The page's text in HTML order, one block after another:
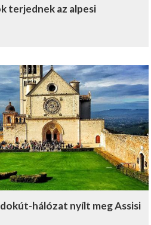
terjednek az alpesi
hálózat nyílt meg Assisi